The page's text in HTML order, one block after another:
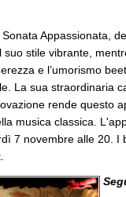
Appassionata,
stile vibrante,
e l’umorismo
La sua straordinaria
rende questo
musica classica.
7 novembre alle 20. I